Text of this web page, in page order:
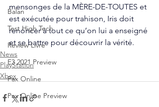
Balan
Test High Tech
Review Livre
E3 2021 Preview
Pax Online
Pax Online Preview
mensonges de la MÈRE-DE-TOUTES et
est exécutée pour trahison, Iris doit
renoncer à tout ce qu’on lui a enseigné
et se battre pour découvrir la vérité.
News
PlayStation
Xbox